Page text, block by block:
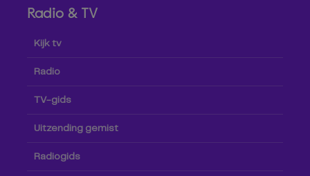
Radio & TV
Kijk tv
Radio
TV-gids
Uitzending gemist
Radiogids